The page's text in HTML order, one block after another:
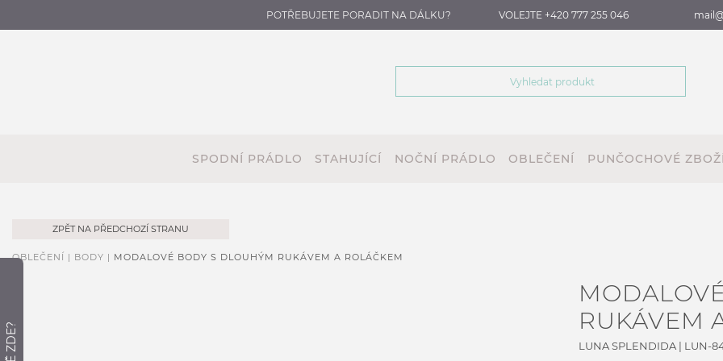
POTŘEBUJETE PORADIT NA DÁLKU? VOLEJTE +420 777 255 046
SPODNÍ PRÁDLO STAHUJÍCÍ NOČNÍ PRÁDLO OBLEČENÍ PUNČOCHOVÉ
ZPĚT NA PŘEDCHOZÍ STRANU
OBLEČENÍ | BODY | MODALOVÉ BODY S DLOUHÝM RUKÁVEM A ROLÁČKEM
RUKÁVEM
LUNA SPLENDIDA | LUN-